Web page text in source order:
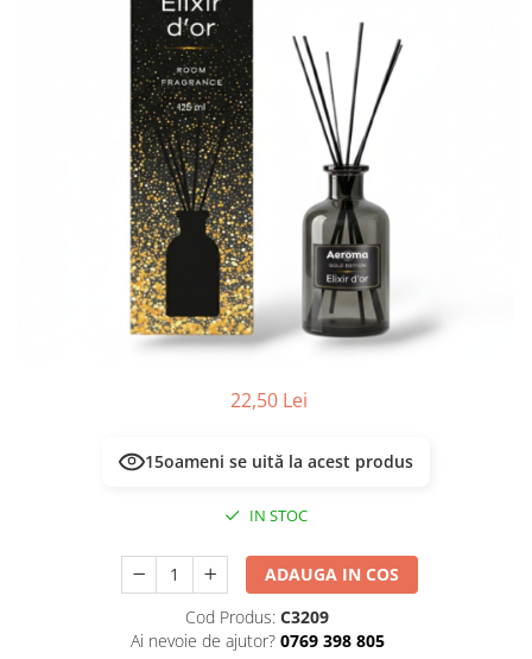
Masca & Gel de par
Servetele Umede & Uscate
22,50 Lei
15oameni se uită la acest produs
IN STOC
ADAUGA IN COS
Cod Produs: C3209
Ai nevoie de ajutor? 0769 398 805